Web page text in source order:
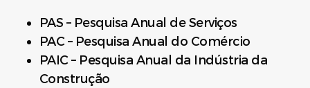
PAS – Pesquisa Anual de Serviços
PAC – Pesquisa Anual do Comércio
PAIC – Pesquisa Anual da Indústria da
Construção